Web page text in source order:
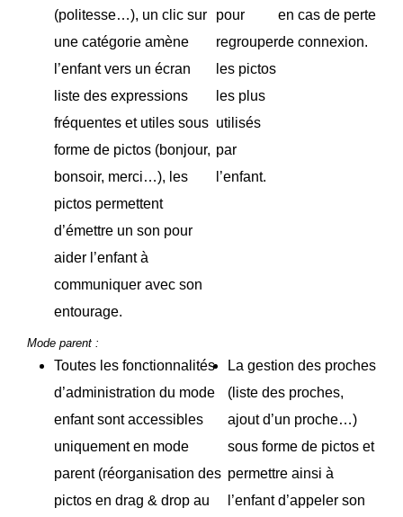
(politesse…), un clic sur
une catégorie amène
l’enfant vers un écran
liste des expressions
fréquentes et utiles sous
forme de pictos (bonjour,
bonsoir, merci…), les
pictos permettent
d’émettre un son pour
aider l’enfant à
communiquer avec son
entourage.
pour
regrouper
les pictos
les plus
utilisés
par
l’enfant.
en cas de perte
de connexion.
Mode parent :
Toutes les fonctionnalités
d’administration du mode
enfant sont accessibles
uniquement en mode
parent (réorganisation des
pictos en drag & drop au
La gestion des proches
(liste des proches,
ajout d’un proche…)
sous forme de pictos et
permettre ainsi à
l’enfant d’appeler son